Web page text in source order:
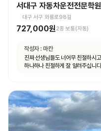
서대구 자동차운전전문학원
대구 서구 와룡로98길
727,000원2종 보통(자동)
작성자 : 마칸
진짜 선생님들도 너어무 친절하시
하나하나 친절하게 잘 알려주십니